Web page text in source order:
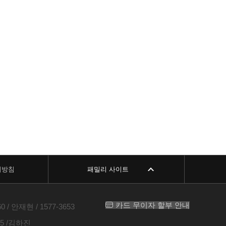
침 패밀리 사이트
/ 안재현 / 1577-3653
/김하진
카드 무이자 할부 안내